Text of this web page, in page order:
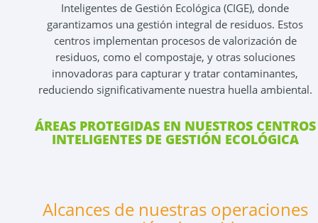
Inteligentes de Gestión Ecológica (CIGE), donde
garantizamos una gestión integral de residuos. Estos
centros implementan procesos de valorización de
residuos, como el compostaje, y otras soluciones
innovadoras para capturar y tratar contaminantes,
reduciendo significativamente nuestra huella ambiental.
ÁREAS PROTEGIDAS EN NUESTROS CENTROS
INTELIGENTES DE GESTIÓN ECOLÓGICA
Alcances de nuestras operaciones